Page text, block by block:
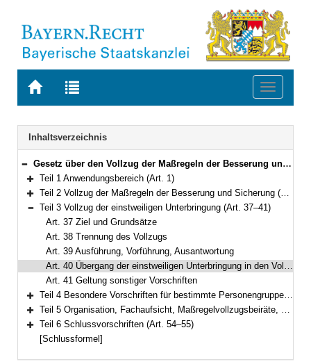
Zur
BAYERN.RECHT
Zur
letzten
Suche
Toggle
Navigation
Inhaltsverzeichnis
Bereich reduzieren
Gesetz über den Vollzug der Maßregeln der Besserung und Sicherung sowie der einstweiligen Unterbringung (Bayerisches Maßregelvollzugsgesetz – BayMRVG) Vom 17. Juli 2015 (GVBl S. 222) BayRS 312-3-A (Art. 1–55)
Bereich erweitern
Teil 1 Anwendungsbereich (Art. 1)
Bereich erweitern
Teil 2 Vollzug der Maßregeln der Besserung und Sicherung (Art. 2–36)
Bereich reduzieren
Teil 3 Vollzug der einstweiligen Unterbringung (Art. 37–41)
Art. 37 Ziel und Grundsätze
Art. 38 Trennung des Vollzugs
Art. 39 Ausführung, Vorführung, Ausantwortung
Art. 40 Übergang der einstweiligen Unterbringung in den Vollzug
Art. 41 Geltung sonstiger Vorschriften
Bereich erweitern
Teil 4 Besondere Vorschriften für bestimmte Personengruppen (Art. 42–44)
Bereich erweitern
Teil 5 Organisation, Fachaufsicht, Maßregelvollzugsbeiräte, Kosten (Art. 45–53)
Bereich erweitern
Teil 6 Schlussvorschriften (Art. 54–55)
[Schlussformel]